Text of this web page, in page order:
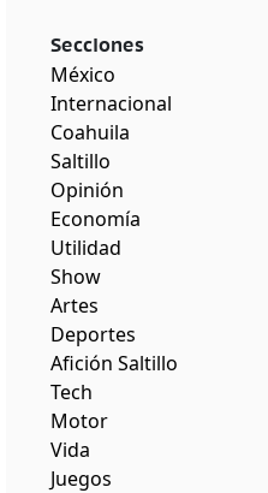
Secciones
México
Internacional
Coahuila
Saltillo
Opinión
Economía
Utilidad
Show
Artes
Deportes
Afición Saltillo
Tech
Motor
Vida
Juegos